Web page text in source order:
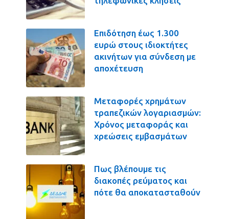
Επιδότηση έως 1.300
ευρώ στους ιδιοκτήτες
ακινήτων για σύνδεση με
αποχέτευση
Μεταφορές χρημάτων
τραπεζικών λογαριασμών:
Χρόνος μεταφοράς και
χρεώσεις εμβασμάτων
Πως βλέπουμε τις
διακοπές ρεύματος και
πότε θα αποκατασταθούν